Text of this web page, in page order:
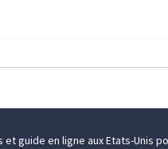
et guide en ligne aux Etats-Unis